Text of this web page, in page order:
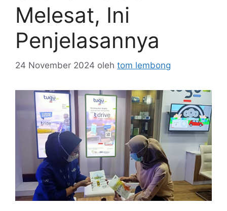
Melesat, Ini
Penjelasannya
24 November 2024 oleh tom lembong